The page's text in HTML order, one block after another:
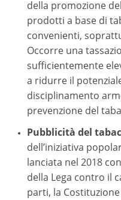
della promozione
prodotti a base di
convenienti,
Occorre una
sufficientemente
a ridurre il
disciplinamento
prevenzione del
Pubblicità del
dell’iniziativa
lanciata nel 2018
della Lega contro il
parti, la